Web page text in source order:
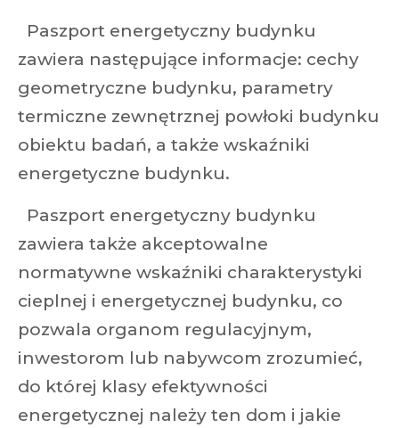
Paszport energetyczny budynku
zawiera następujące informacje: cechy
geometryczne budynku, parametry
termiczne zewnętrznej powłoki budynku
obiektu badań, a także wskaźniki
energetyczne budynku.
Paszport energetyczny budynku
zawiera także akceptowalne
normatywne wskaźniki charakterystyki
cieplnej i energetycznej budynku, co
pozwala organom regulacyjnym,
inwestorom lub nabywcom zrozumieć,
do której klasy efektywności
energetycznej należy ten dom i jakie